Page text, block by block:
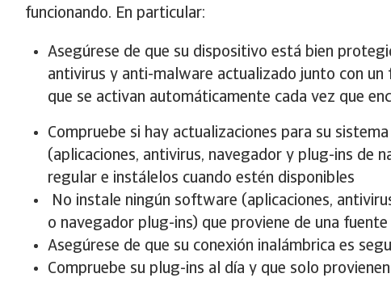
funcionando. En particular:
Asegúrese de que su dispositivo está bien
antivirus y anti-malware actualizado junto con un
que se activan automáticamente cada vez que
Compruebe si hay actualizaciones para su
(aplicaciones, antivirus, navegador y plug-ins de
regular e instálelos cuando estén disponibles
No instale ningún software (aplicaciones,
o navegador plug-ins) que proviene de una fuente
Asegúrese de que su conexión inalámbrica es
Compruebe su plug-ins al día y que solo